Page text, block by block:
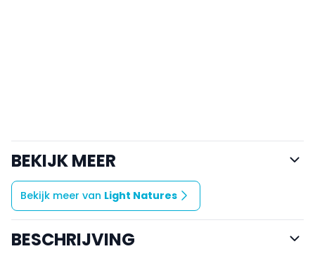
BEKIJK MEER
Bekijk meer van Light Natures
BESCHRIJVING